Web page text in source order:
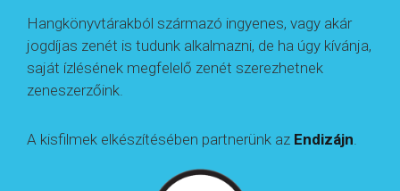
Hangkönyvtárakból származó ingyenes, vagy akár
jogdíjas zenét is tudunk alkalmazni, de ha úgy kívánja,
saját ízlésének megfelelő zenét szerezhetnek
zeneszerzőink.
A kisfilmek elkészítésében partnerünk az Endizájn